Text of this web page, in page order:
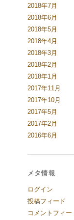
2018年7月
2018年6月
2018年5月
2018年4月
2018年3月
2018年2月
2018年1月
2017年11月
2017年10月
2017年5月
2017年2月
2016年6月
メタ情報
ログイン
投稿フィード
コメントフィー